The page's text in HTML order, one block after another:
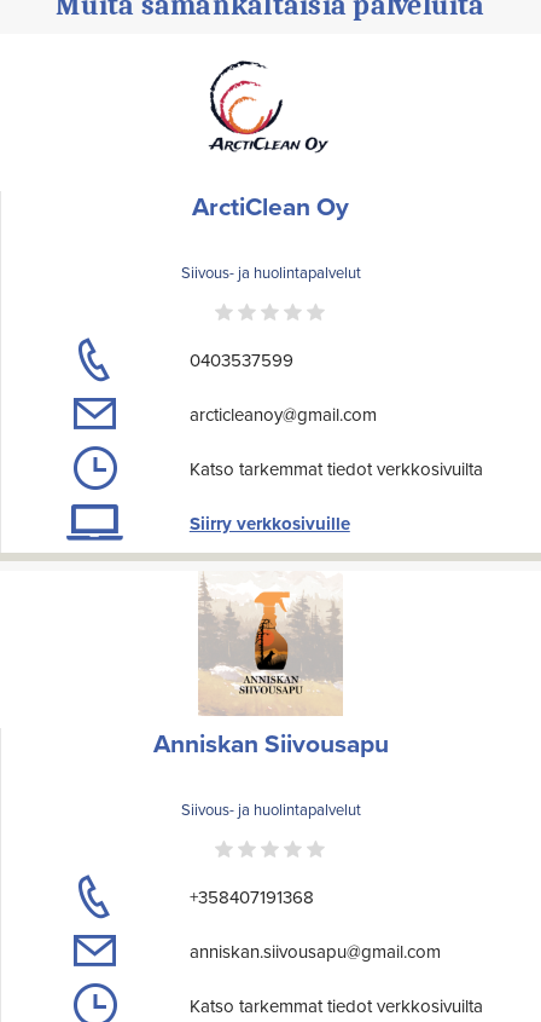
ArctiClean Oy
Siivous- ja huolintapalvelut
0403537599
arcticleanoy@gmail.com
Katso tarkemmat tiedot verkkosivuilta
Siirry verkkosivuille
Anniskan Siivousapu
Siivous- ja huolintapalvelut
+358407191368
anniskan.siivousapu@gmail.com
Katso tarkemmat tiedot verkkosivuilta